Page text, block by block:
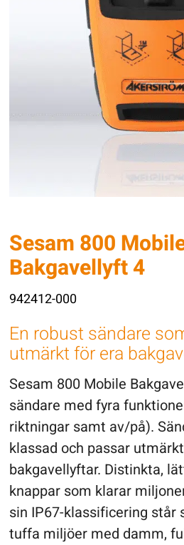
Sesam 800
Bakgavellyft 4
942412-000
En robust sändare
utmärkt för era
Sesam 800 Mobile
sändare med fyra
riktningar samt av/på).
klassad och passar
bakgavellyftar. Distinkta,
knappar som klarar
sin IP67-klassificering står
tuffa miljöer med damm,